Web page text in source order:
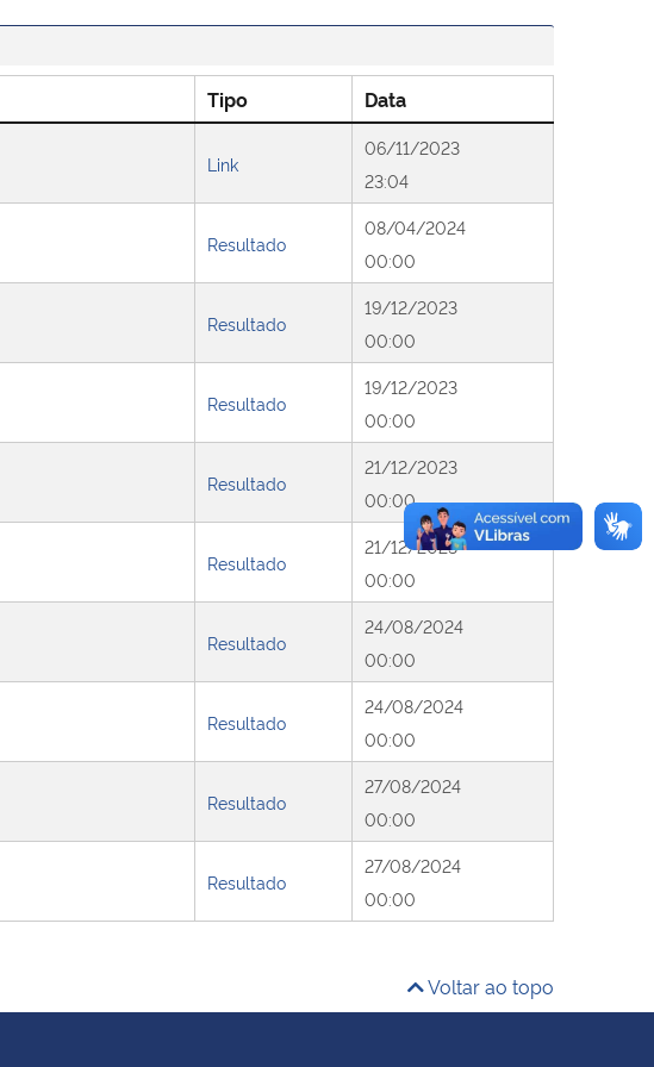
Tipo Data
Link
06/11/2023
23:04
Resultado
08/04/2024
00:00
Resultado
19/12/2023
00:00
Resultado
19/12/2023
00:00
Resultado
21/12/2023
00:00
Resultado
21/12/2023
00:00
Resultado
24/08/2024
00:00
Resultado
24/08/2024
00:00
Resultado
27/08/2024
00:00
Resultado
27/08/2024
00:00
Voltar ao topo